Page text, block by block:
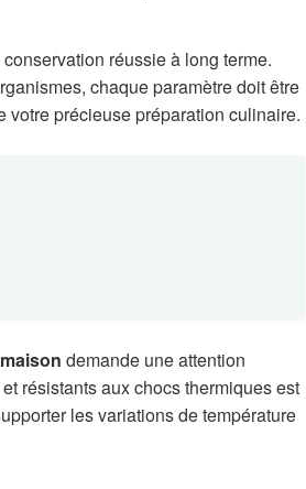
réussie à long terme.
chaque paramètre doit être
votre précieuse préparation culinaire.
demande une attention
résistants aux chocs thermiques est
les variations de température